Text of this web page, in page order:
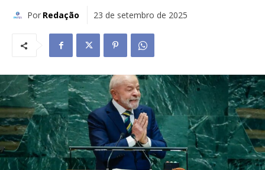
Por Redação 23 de setembro de 2025